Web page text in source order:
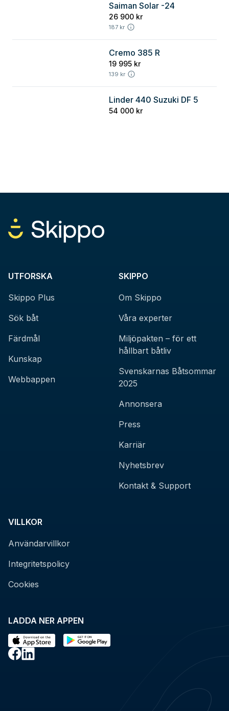
Saiman Solar -24
26 900 kr
187 kr
Cremo 385 R
19 995 kr
139 kr
Linder 440 Suzuki DF 5
54 000 kr
LADDA NER APPEN
UTFORSKA
Skippo Plus
Sök båt
Färdmål
Kunskap
Webbappen
SKIPPO
Om Skippo
Våra experter
Miljöpakten – för ett
hållbart båtliv
Svenskarnas Båtsommar
2025
Annonsera
Press
Karriär
Nyhetsbrev
Kontakt & Support
VILLKOR
Användarvillkor
Integritetspolicy
Cookies